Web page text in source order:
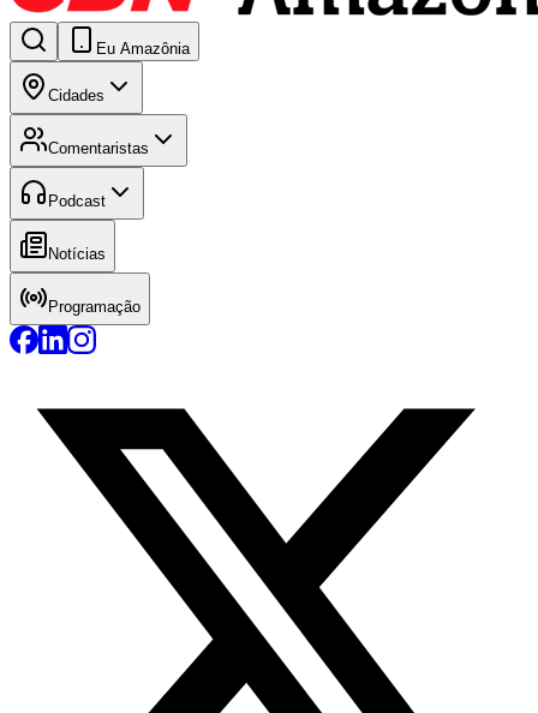
Eu Amazônia
Cidades
Comentaristas
Podcast
Notícias
Programação